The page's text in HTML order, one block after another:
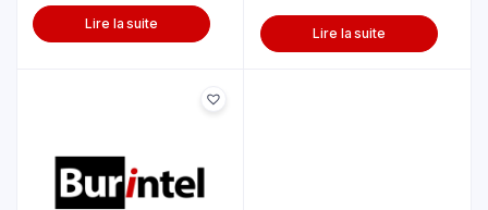
Lire la suite
Lire la suite